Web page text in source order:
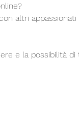
altri appassionati
e la possibilità